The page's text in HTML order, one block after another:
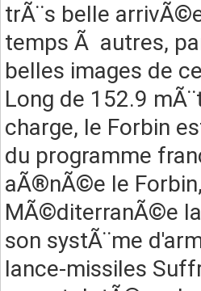
trÃ¨s belle
temps Ã autres,
belles images de
Long de 152.9
charge, le Forbin
du programme
aÃ®nÃ©e le
MÃ©diterranÃ©e
son systÃ¨me
lance-missiles